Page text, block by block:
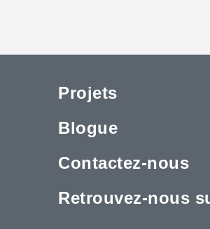
Projets
Blogue
Contactez-nous
Retrouvez-nous